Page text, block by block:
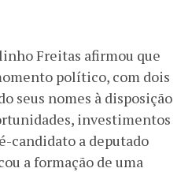
Freitas afirmou que
político, com dois
seus nomes à disposição
investimentos
candidato a deputado
a formação de uma